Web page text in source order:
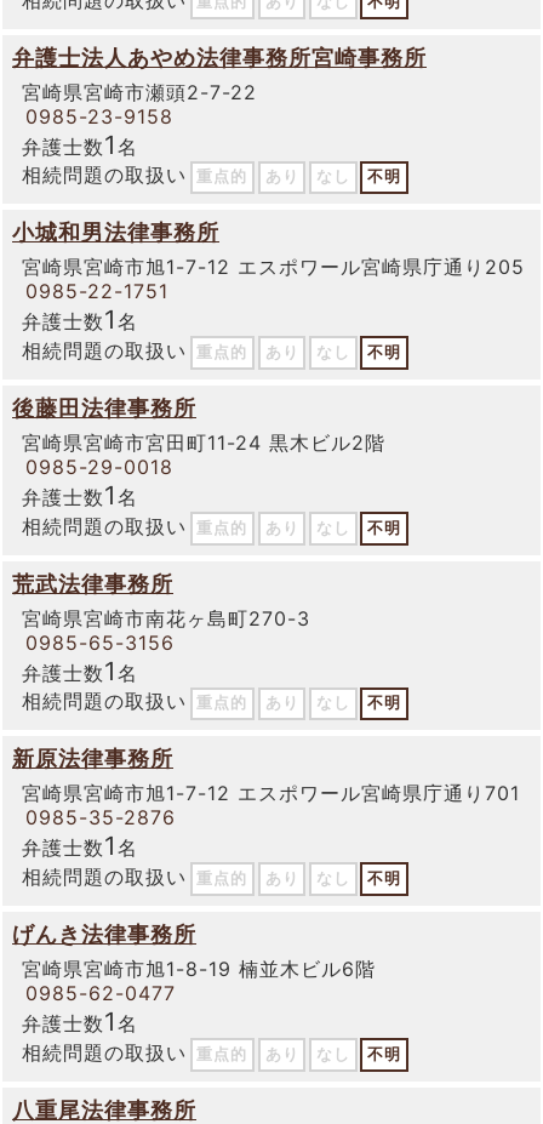
弁護士法人あやめ法律事務所宮崎事務所
宮崎県宮崎市瀬頭2-7-22
0985-23-9158
弁護士数1 名
相続問題の取扱い
重点的 あり なし 不明
小城和男法律事務所
宮崎県宮崎市旭1-7-12 エスポワール宮崎県庁通り205
0985-22-1751
弁護士数1 名
相続問題の取扱い
重点的 あり なし 不明
後藤田法律事務所
宮崎県宮崎市宮田町11-24 黒木ビル2階
0985-29-0018
弁護士数1 名
相続問題の取扱い
重点的 あり なし 不明
荒武法律事務所
宮崎県宮崎市南花ヶ島町270-3
0985-65-3156
弁護士数1 名
相続問題の取扱い
重点的 あり なし 不明
新原法律事務所
宮崎県宮崎市旭1-7-12 エスポワール宮崎県庁通り701
0985-35-2876
弁護士数1 名
相続問題の取扱い
重点的 あり なし 不明
げんき法律事務所
宮崎県宮崎市旭1-8-19 楠並木ビル6階
0985-62-0477
弁護士数1 名
相続問題の取扱い
重点的 あり なし 不明
八重尾法律事務所